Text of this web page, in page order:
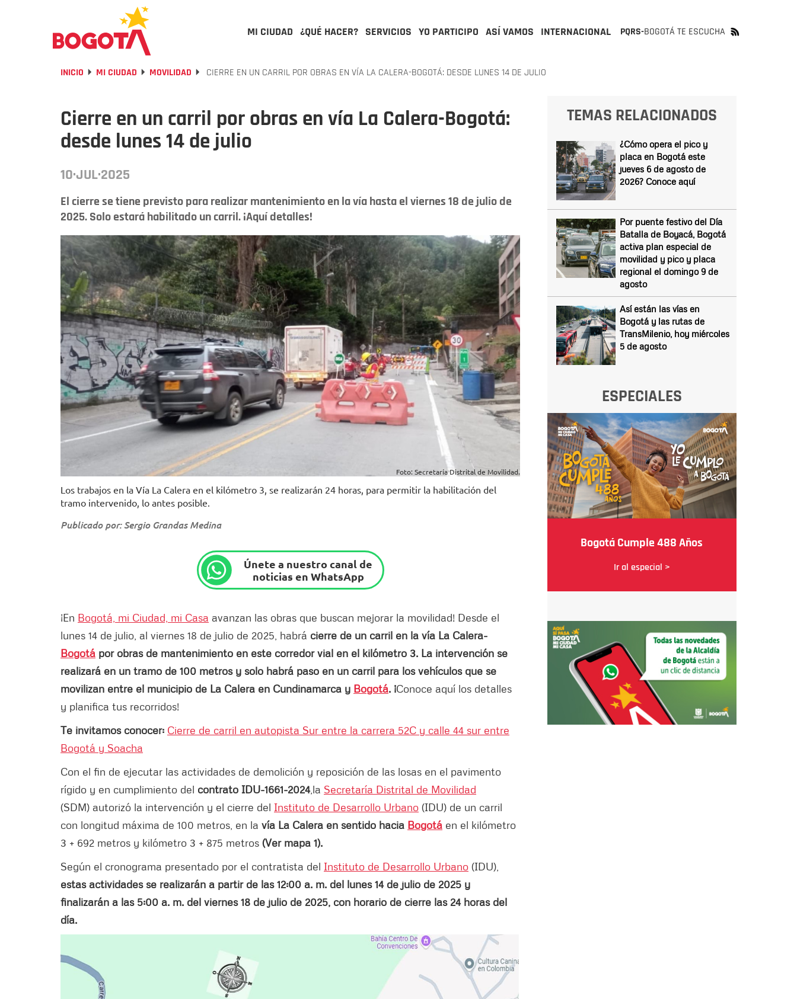
MI CIUDAD ¿QUÉ HACER? SERVICIOS YO PARTICIPO ASÍ VAMOS INTERNACIONAL PQRS-BOGOTÁ TE ESCUCHA
INICIO MI CIUDAD MOVILIDAD CIERRE EN UN CARRIL POR OBRAS EN VÍA LA CALERA-BOGOTÁ: DESDE LUNES 14 DE JULIO
Cierre en un carril por obras en vía La Calera-Bogotá:
desde lunes 14 de julio
10·JUL·2025
El cierre se tiene previsto para realizar mantenimiento en la vía hasta el viernes 18 de julio de
2025. Solo estará habilitado un carril. ¡Aquí detalles!
Foto: Secretaría Distrital de Movilidad.
Los trabajos en la Vía La Calera en el kilómetro 3, se realizarán 24 horas, para permitir la habilitación del
tramo intervenido, lo antes posible.
Publicado por: Sergio Grandas Medina
Únete a nuestro canal de
noticias en WhatsApp
¡En Bogotá, mi Ciudad, mi Casa avanzan las obras que buscan mejorar la movilidad! Desde el
lunes 14 de julio, al viernes 18 de julio de 2025, habrá cierre de un carril en la vía La Calera-
Bogotá por obras de mantenimiento en este corredor vial en el kilómetro 3. La intervención se
realizará en un tramo de 100 metros y solo habrá paso en un carril para los vehículos que se
movilizan entre el municipio de La Calera en Cundinamarca y Bogotá. ¡Conoce aquí los detalles
y planifica tus recorridos!
Te invitamos conocer: Cierre de carril en autopista Sur entre la carrera 52C y calle 44 sur entre
Bogotá y Soacha
Con el fin de ejecutar las actividades de demolición y reposición de las losas en el pavimento
rígido y en cumplimiento del contrato IDU-1661-2024,la Secretaría Distrital de Movilidad
(SDM) autorizó la intervención y el cierre del Instituto de Desarrollo Urbano (IDU) de un carril
con longitud máxima de 100 metros, en la vía La Calera en sentido hacia Bogotá en el kilómetro
3 + 692 metros y kilómetro 3 + 875 metros (Ver mapa 1).
Según el cronograma presentado por el contratista del Instituto de Desarrollo Urbano (IDU),
estas actividades se realizarán a partir de las 12:00 a. m. del lunes 14 de julio de 2025 y
finalizarán a las 5:00 a. m. del viernes 18 de julio de 2025, con horario de cierre las 24 horas del
día.
TEMAS RELACIONADOS
¿Cómo opera el pico y
placa en Bogotá este
jueves 6 de agosto de
2026? Conoce aquí
Por puente festivo del Día
Batalla de Boyacá, Bogotá
activa plan especial de
movilidad y pico y placa
regional el domingo 9 de
agosto
Así están las vías en
Bogotá y las rutas de
TransMilenio, hoy miércoles
5 de agosto
ESPECIALES
Bogotá Cumple 488 Años
Ir al especial >